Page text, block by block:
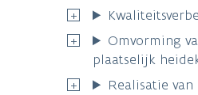
Omvorming
plaatselijk
Realisatie